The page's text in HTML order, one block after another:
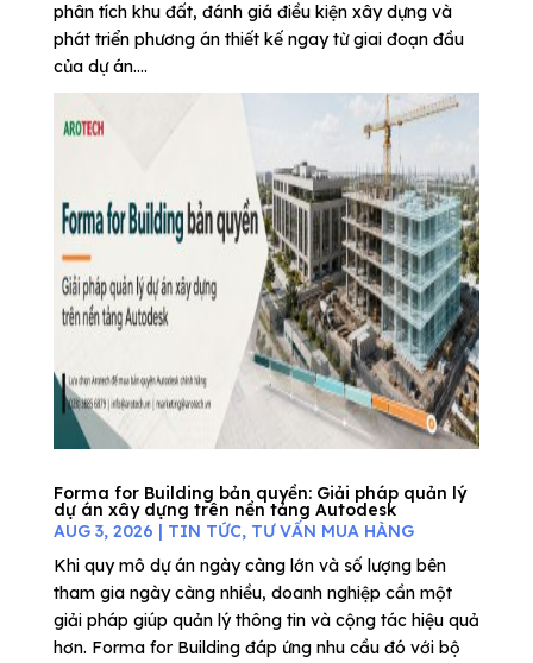
phân tích khu đất, đánh giá điều kiện xây dựng và
phát triển phương án thiết kế ngay từ giai đoạn đầu
của dự án....
Forma for Building bản quyền: Giải pháp quản lý
dự án xây dựng trên nền tảng Autodesk
AUG 3, 2026 | TIN TỨC, TƯ VẤN MUA HÀNG
Khi quy mô dự án ngày càng lớn và số lượng bên
tham gia ngày càng nhiều, doanh nghiệp cần một
giải pháp giúp quản lý thông tin và cộng tác hiệu quả
hơn. Forma for Building đáp ứng nhu cầu đó với bộ